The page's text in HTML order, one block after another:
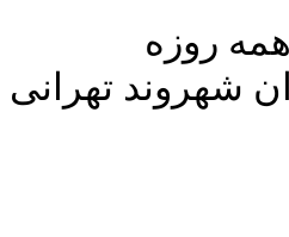
همه روزه
تهرانی